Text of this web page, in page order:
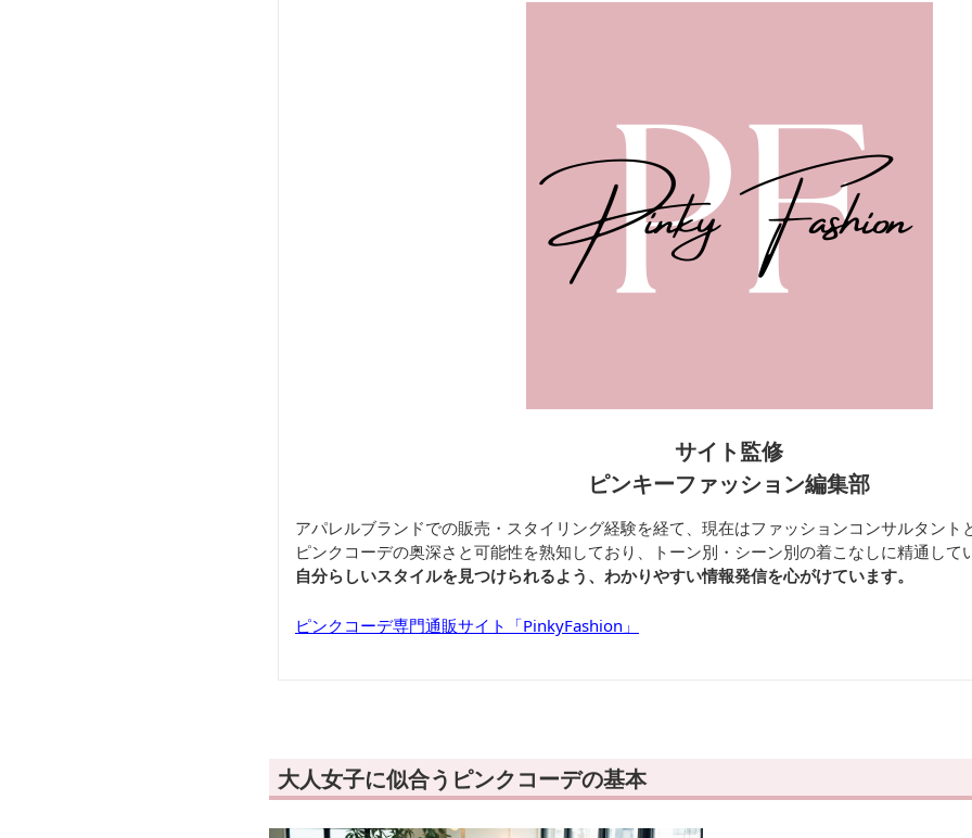
サイト監修
ピンキーファッション編集部
アパレルブランドでの販売・スタイリング経験を経て、現在はファッションコンサルタント
ピンクコーデの奥深さと可能性を熟知しており、トーン別・シーン別の着こなしに精通して
自分らしいスタイルを見つけられるよう、わかりやすい情報発信を心がけています。
ピンクコーデ専門通販サイト「PinkyFashion」
大人女子に似合うピンクコーデの基本